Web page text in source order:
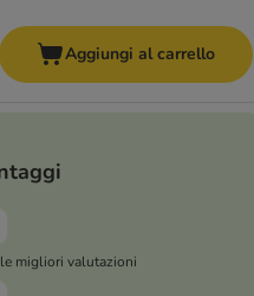
Aggiungi al carrello
migliori valutazioni